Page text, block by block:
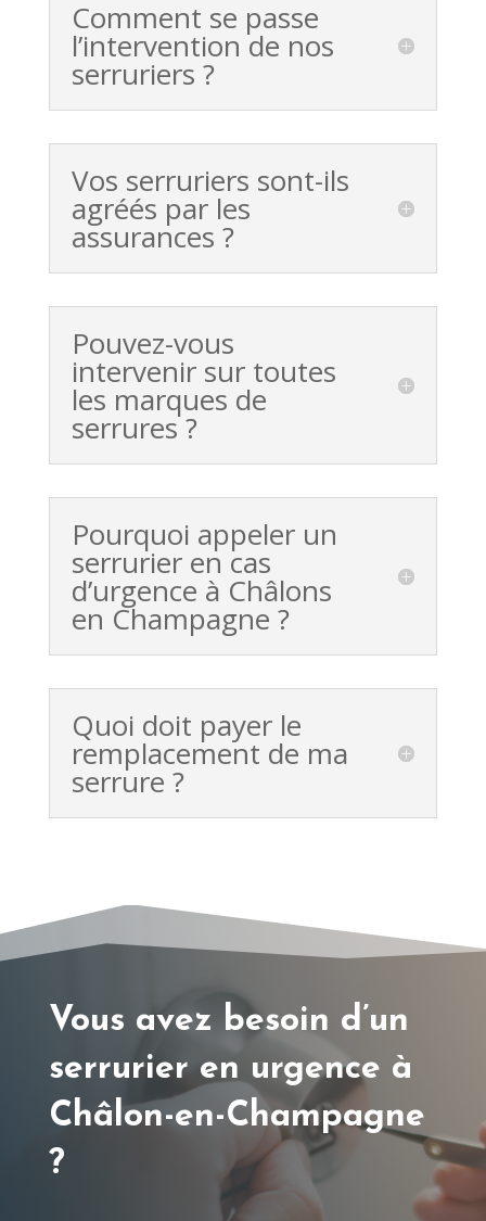
Comment se passe
l’intervention de nos
serruriers ?
Vos serruriers sont-ils
agréés par les
assurances ?
Pouvez-vous
intervenir sur toutes
les marques de
serrures ?
Pourquoi appeler un
serrurier en cas
d’urgence à Châlons
en Champagne ?
Quoi doit payer le
remplacement de ma
serrure ?
Vous avez besoin d’un
serrurier en urgence à
Châlon-en-Champagne
?